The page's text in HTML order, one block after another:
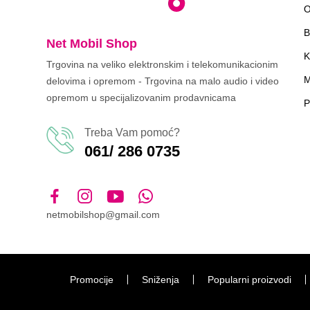
Net Mobil Shop
Trgovina na veliko elektronskim i telekomunikacionim
delovima i opremom - Trgovina na malo audio i video
opremom u specijalizovanim prodavnicama
Treba Vam pomoć?
061/ 286 0735
netmobilshop@gmail.com
Promocije Sniženja Popularni proizvodi